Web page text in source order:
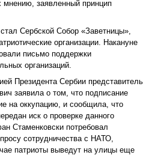
заявленный принцип
Сербской Собор «Заветницы»,
организации. Накануне
письмо поддержки
организаций.
Президента Сербии представитель
заявила о том, что подписание
на оккупацию, и сообщила, что
иск о проверке данного
Стаменковски потребовал
сотрудничества с НАТО,
патриоты выведут на улицы еще